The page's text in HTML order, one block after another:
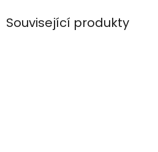
Související produkty